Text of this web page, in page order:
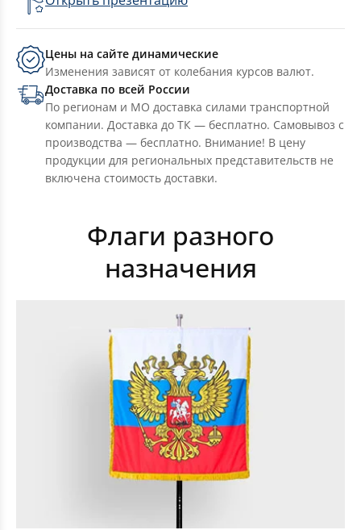
Цены на сайте динамические
Изменения зависят от колебания курсов валют.
Доставка по всей России
По регионам и МО доставка силами транспортной
компании. Доставка до ТК — бесплатно. Самовывоз с
производства — бесплатно. Внимание! В цену
продукции для региональных представительств не
включена стоимость доставки.
Флаги разного
назначения